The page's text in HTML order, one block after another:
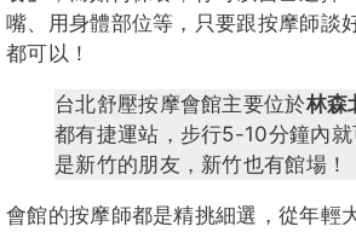
嘴、用身體部位等，只要跟按摩師談
都可以！
台北舒壓按摩會館主要位於林森
都有捷運站，步行5-10分鐘內
是新竹的朋友，新竹也有館場！
會館的按摩師都是精挑細選，從年輕